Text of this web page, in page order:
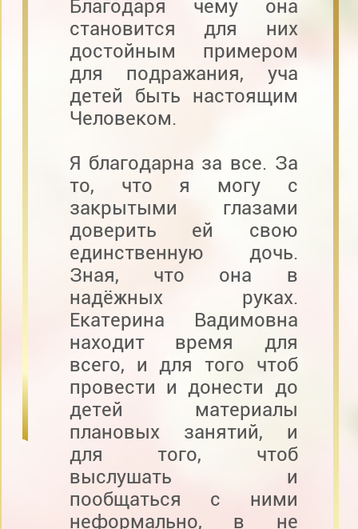
Благодаря чему она
становится для них
достойным примером
для подражания, уча
детей быть настоящим
Человеком.
Я благодарна за все. За
то, что я могу с
закрытыми глазами
доверить ей свою
единственную дочь.
Зная, что она в
надёжных руках.
Екатерина Вадимовна
находит время для
всего, и для того чтоб
провести и донести до
детей материалы
плановых занятий, и
для того, чтоб
выслушать и
пообщаться с ними
неформально, в не